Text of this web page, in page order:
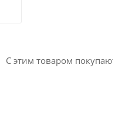
С этим товаром покупают